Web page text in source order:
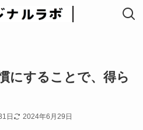
にすることで、得ら
日 2024年6月29日